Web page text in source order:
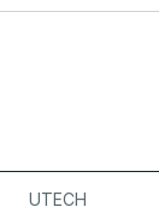
UTECH